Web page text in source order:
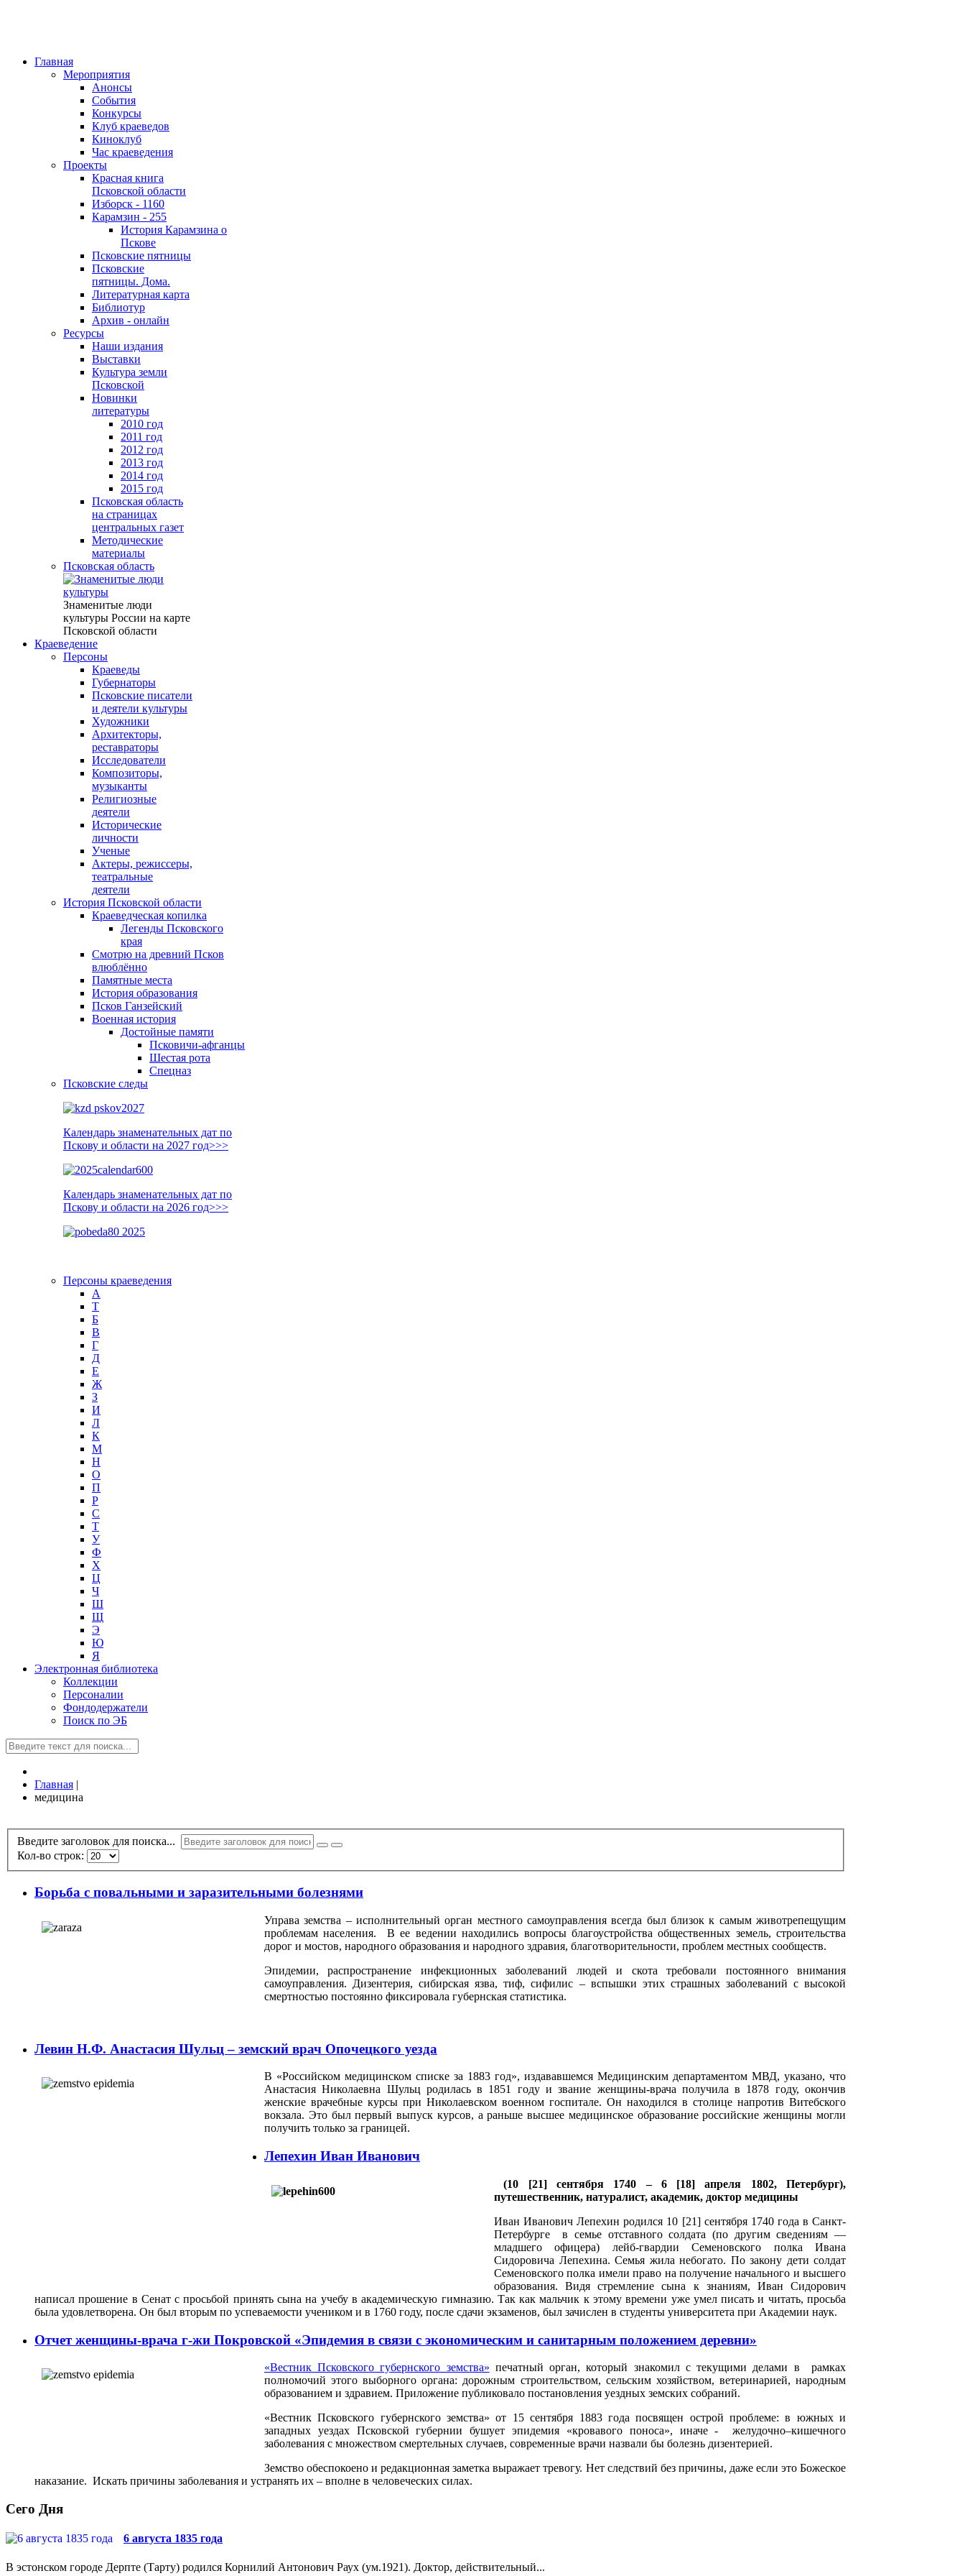
Главная
Мероприятия
Анонсы
События
Конкурсы
Клуб краеведов
Киноклуб
Час краеведения
Проекты
Красная книга
Псковской области
Изборск - 1160
Карамзин - 255
История Карамзина о
Пскове
Псковские пятницы
Псковские
пятницы. Дома.
Литературная карта
Библиотур
Архив - онлайн
Ресурсы
Наши издания
Выставки
Культура земли
Псковской
Новинки
литературы
2010 год
2011 год
2012 год
2013 год
2014 год
2015 год
Псковская область
на страницах
центральных газет
Методические
материалы
Псковская область
Знаменитые люди
культуры России на карте
Псковской области
Краеведение
Персоны
Краеведы
Губернаторы
Псковские писатели
и деятели культуры
Художники
Архитекторы,
реставраторы
Исследователи
Композиторы,
музыканты
Религиозные
деятели
Исторические
личности
Ученые
Актеры, режиссеры,
театральные
деятели
История Псковской области
Краеведческая копилка
Легенды Псковского
края
Смотрю на древний Псков
влюблённо
Памятные места
История образования
Псков Ганзейский
Военная история
Достойные памяти
Псковичи-афганцы
Шестая рота
Спецназ
Псковские следы
Календарь знаменательных дат по
Пскову и области на 2027 год>>>
Календарь знаменательных дат по
Пскову и области на 2026 год>>>
Персоны краеведения
А
T
Б
В
Г
Д
Е
Ж
З
И
Л
К
М
Н
О
П
Р
С
Т
У
Ф
Х
Ц
Ч
Ш
Щ
Э
Ю
Я
Электронная библиотека
Коллекции
Персоналии
Фондодержатели
Поиск по ЭБ
Главная |
медицина
Введите заголовок для поиска...
Кол-во строк:
Борьба с повальными и заразительными болезнями
Управа земства – исполнительный орган местного самоуправления всегда был близок к самым животрепещущим
проблемам населения. В ее ведении находились вопросы благоустройства общественных земель, строительства
дорог и мостов, народного образования и народного здравия, благотворительности, проблем местных сообществ.
Эпидемии, распространение инфекционных заболеваний людей и скота требовали постоянного внимания
самоуправления. Дизентерия, сибирская язва, тиф, сифилис – вспышки этих страшных заболеваний с высокой
смертностью постоянно фиксировала губернская статистика.
Левин Н.Ф. Анастасия Шульц – земский врач Опочецкого уезда
В «Российском медицинском списке за 1883 год», издававшемся Медицинским департаментом МВД, указано, что
Анастасия Николаевна Шульц родилась в 1851 году и звание женщины-врача получила в 1878 году, окончив
женские врачебные курсы при Николаевском военном госпитале. Он находился в столице напротив Витебского
вокзала. Это был первый выпуск курсов, а раньше высшее медицинское образование российские женщины могли
получить только за границей.
Лепехин Иван Иванович
(10 [21] сентября 1740 – 6 [18] апреля 1802, Петербург),
путешественник, натуралист, академик, доктор медицины
Иван Иванович Лепехин родился 10 [21] сентября 1740 года в Санкт-
Петербурге в семье отставного солдата (по другим сведениям —
младшего офицера) лейб-гвардии Семеновского полка Ивана
Сидоровича Лепехина. Семья жила небогато. По закону дети солдат
Семеновского полка имели право на получение начального и высшего
образования. Видя стремление сына к знаниям, Иван Сидорович
написал прошение в Сенат с просьбой принять сына на учебу в академическую гимназию. Так как мальчик к этому времени уже умел писать и читать, просьба
была удовлетворена. Он был вторым по успеваемости учеником и в 1760 году, после сдачи экзаменов, был зачислен в студенты университета при Академии наук.
Отчет женщины-врача г-жи Покровской «Эпидемия в связи с экономическим и санитарным положением деревни»
«Вестник Псковского губернского земства» печатный орган, который знакомил с текущими делами в рамках
полномочий этого выборного органа: дорожным строительством, сельским хозяйством, ветеринарией, народным
образованием и здравием. Приложение публиковало постановления уездных земских собраний.
«Вестник Псковского губернского земства» от 15 сентября 1883 года посвящен острой проблеме: в южных и
западных уездах Псковской губернии бушует эпидемия «кровавого поноса», иначе - желудочно–кишечного
заболевания с множеством смертельных случаев, современные врачи назвали бы болезнь дизентерией.
Земство обеспокоено и редакционная заметка выражает тревогу. Нет следствий без причины, даже если это Божеское
наказание. Искать причины заболевания и устранять их – вполне в человеческих силах.
Сего Дня
6 августа 1835 года
В эстонском городе Дерпте (Тарту) родился Корнилий Антонович Раух (ум.1921). Доктор, действительный...